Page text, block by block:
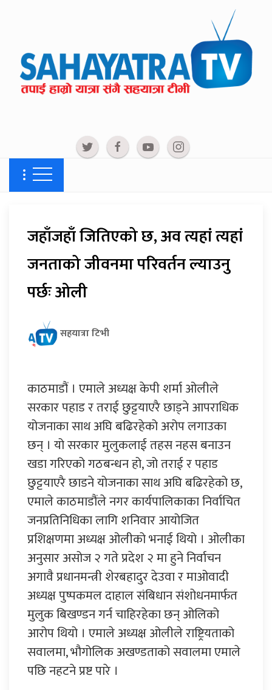
जहाँजहाँ जितिएको छ, अव त्यहां त्यहां
जनताको जीवनमा परिवर्तन ल्याउनु
पर्छः ओली
सहयात्रा टिभी
काठमाडौं । एमाले अध्यक्ष केपी शर्मा ओलीले
सरकार पहाड र तराई छुट्टयाएरै छाड्ने आपराधिक
योजनाका साथ अघि बढिरहेको अरोप लगाउका
छन् । यो सरकार मुलुकलाई तहस नहस बनाउन
खडा गरिएको गठबन्धन हो, जो तराई र पहाड
छुट्टयाएरै छाडने योजनाका साथ अघि बढिरहेको छ,
एमाले काठमाडौंले नगर कार्यपालिकाका निर्वाचित
जनप्रतिनिधिका लागि शनिवार आयोजित
प्रशिक्षणमा अध्यक्ष ओलीको भनाई थियो । ओलीका
अनुसार असोज २ गते प्रदेश २ मा हुने निर्वाचन
अगावै प्रधानमन्त्री शेरबहादुर देउवा र माओवादी
अध्यक्ष पुष्पकमल दाहाल संबिधान संशोधनमार्फत
मुलुक बिखण्डन गर्न चाहिरहेका छन् ओलिको
आरोप थियो । एमाले अध्यक्ष ओलीले राष्ट्रियताको
सवालमा, भौगोलिक अखण्डताको सवालमा एमाले
पछि नहटने प्रष्ट पारे ।